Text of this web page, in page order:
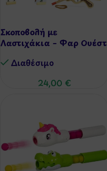
Σκοποβολή με
Λαστιχάκια – Φαρ Ουέστ
Διαθέσιμo
24,00 €